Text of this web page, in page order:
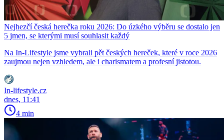
Nejhezčí česká herečka roku 2026: Do úzkého výběru se dostalo jen
5 jmen, se kterými musí souhlasit každý
Na In-Lifestyle jsme vybrali pět českých hereček, které v roce 2026
zaujmou nejen vzhledem, ale i charismatem a profesní jistotou.
In-lifestyle.cz
dnes, 11:41
4 min